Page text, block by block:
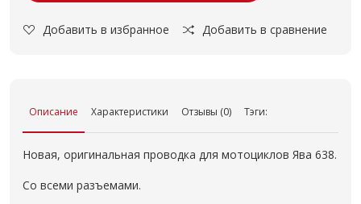
Добавить в избранное Добавить в сравнение
Описание Характеристики Отзывы (0) Тэги:
Новая, оригинальная проводка для мотоциклов Ява 638.
Со всеми разъемами.